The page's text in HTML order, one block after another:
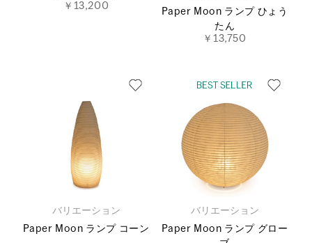
￥13,200
Paper Moon ランプ ひょう
たん
￥13,750
バリエーション
Paper Moon ランプ コーン
バリエーション
Paper Moon ランプ グロー